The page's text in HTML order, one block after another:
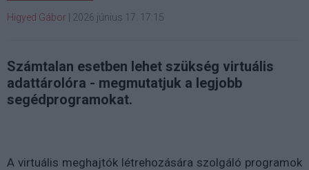
Higyed Gábor 2026 június 17. 17:15
Számtalan esetben lehet szükség virtuális
adattárolóra - megmutatjuk a legjobb
segédprogramokat.
A virtuális meghajtók létrehozására szolgáló programok